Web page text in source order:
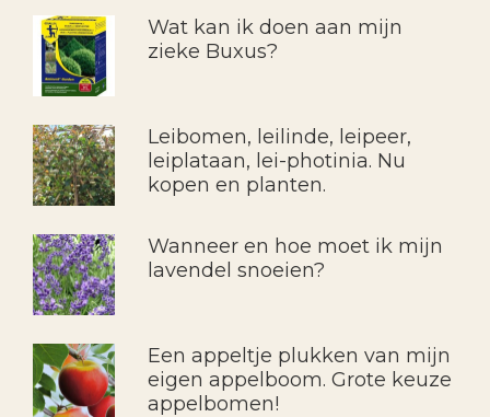
Wat kan ik doen aan mijn
zieke Buxus?
Leibomen, leilinde, leipeer,
leiplataan, lei-photinia. Nu
kopen en planten.
Wanneer en hoe moet ik mijn
lavendel snoeien?
Een appeltje plukken van mijn
eigen appelboom. Grote keuze
appelbomen!